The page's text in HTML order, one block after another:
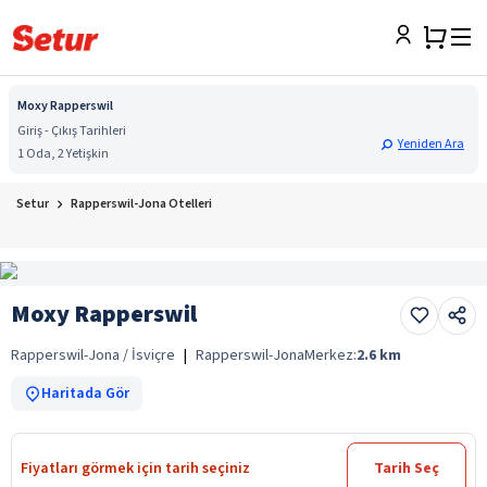
Moxy Rapperswil
Giriş - Çıkış Tarihleri
1 Oda, 2 Yetişkin
Yeniden Ara
Setur Rapperswil-Jona Otelleri
Moxy Rapperswil
Rapperswil-Jona / İsviçre | Rapperswil-JonaMerkez:2.6 km
Haritada Gör
Fiyatları görmek için tarih seçiniz Tarih Seç